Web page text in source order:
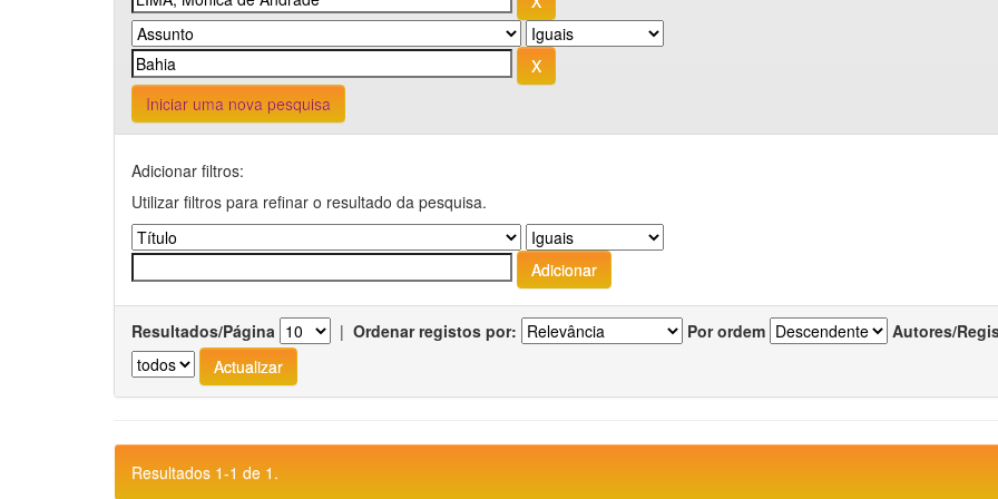
Iniciar uma nova pesquisa
Adicionar filtros:
Utilizar filtros para refinar o resultado da pesquisa.
Resultados/Página | Ordenar registos por: Por ordem Autores/
Resultados 1-1 de 1.